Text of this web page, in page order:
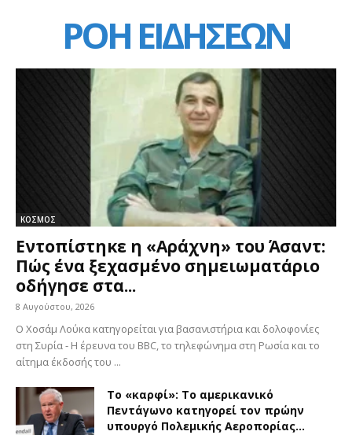
ΡΟΗ ΕΙΔΗΣΕΩΝ
ΚΟΣΜΟΣ
Εντοπίστηκε η «Αράχνη» του Άσαντ:
Πώς ένα ξεχασμένο σημειωματάριο
οδήγησε στα...
8 Αυγούστου, 2026
Ο Χοσάμ Λούκα κατηγορείται για βασανιστήρια και δολοφονίες
στη Συρία - Η έρευνα του BBC, το τηλεφώνημα στη Ρωσία και το
αίτημα έκδοσής του ...
Το «καρφί»: Το αμερικανικό
Πεντάγωνο κατηγορεί τον πρώην
υπουργό Πολεμικής Αεροπορίας...